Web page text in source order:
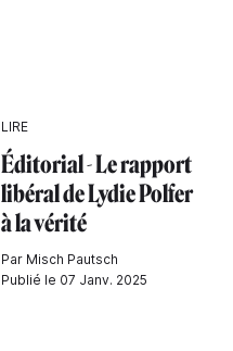
LIRE
Éditorial - Le rapport
libéral de Lydie Polfer
à la vérité
Par Misch Pautsch
Publié le 07 Janv. 2025